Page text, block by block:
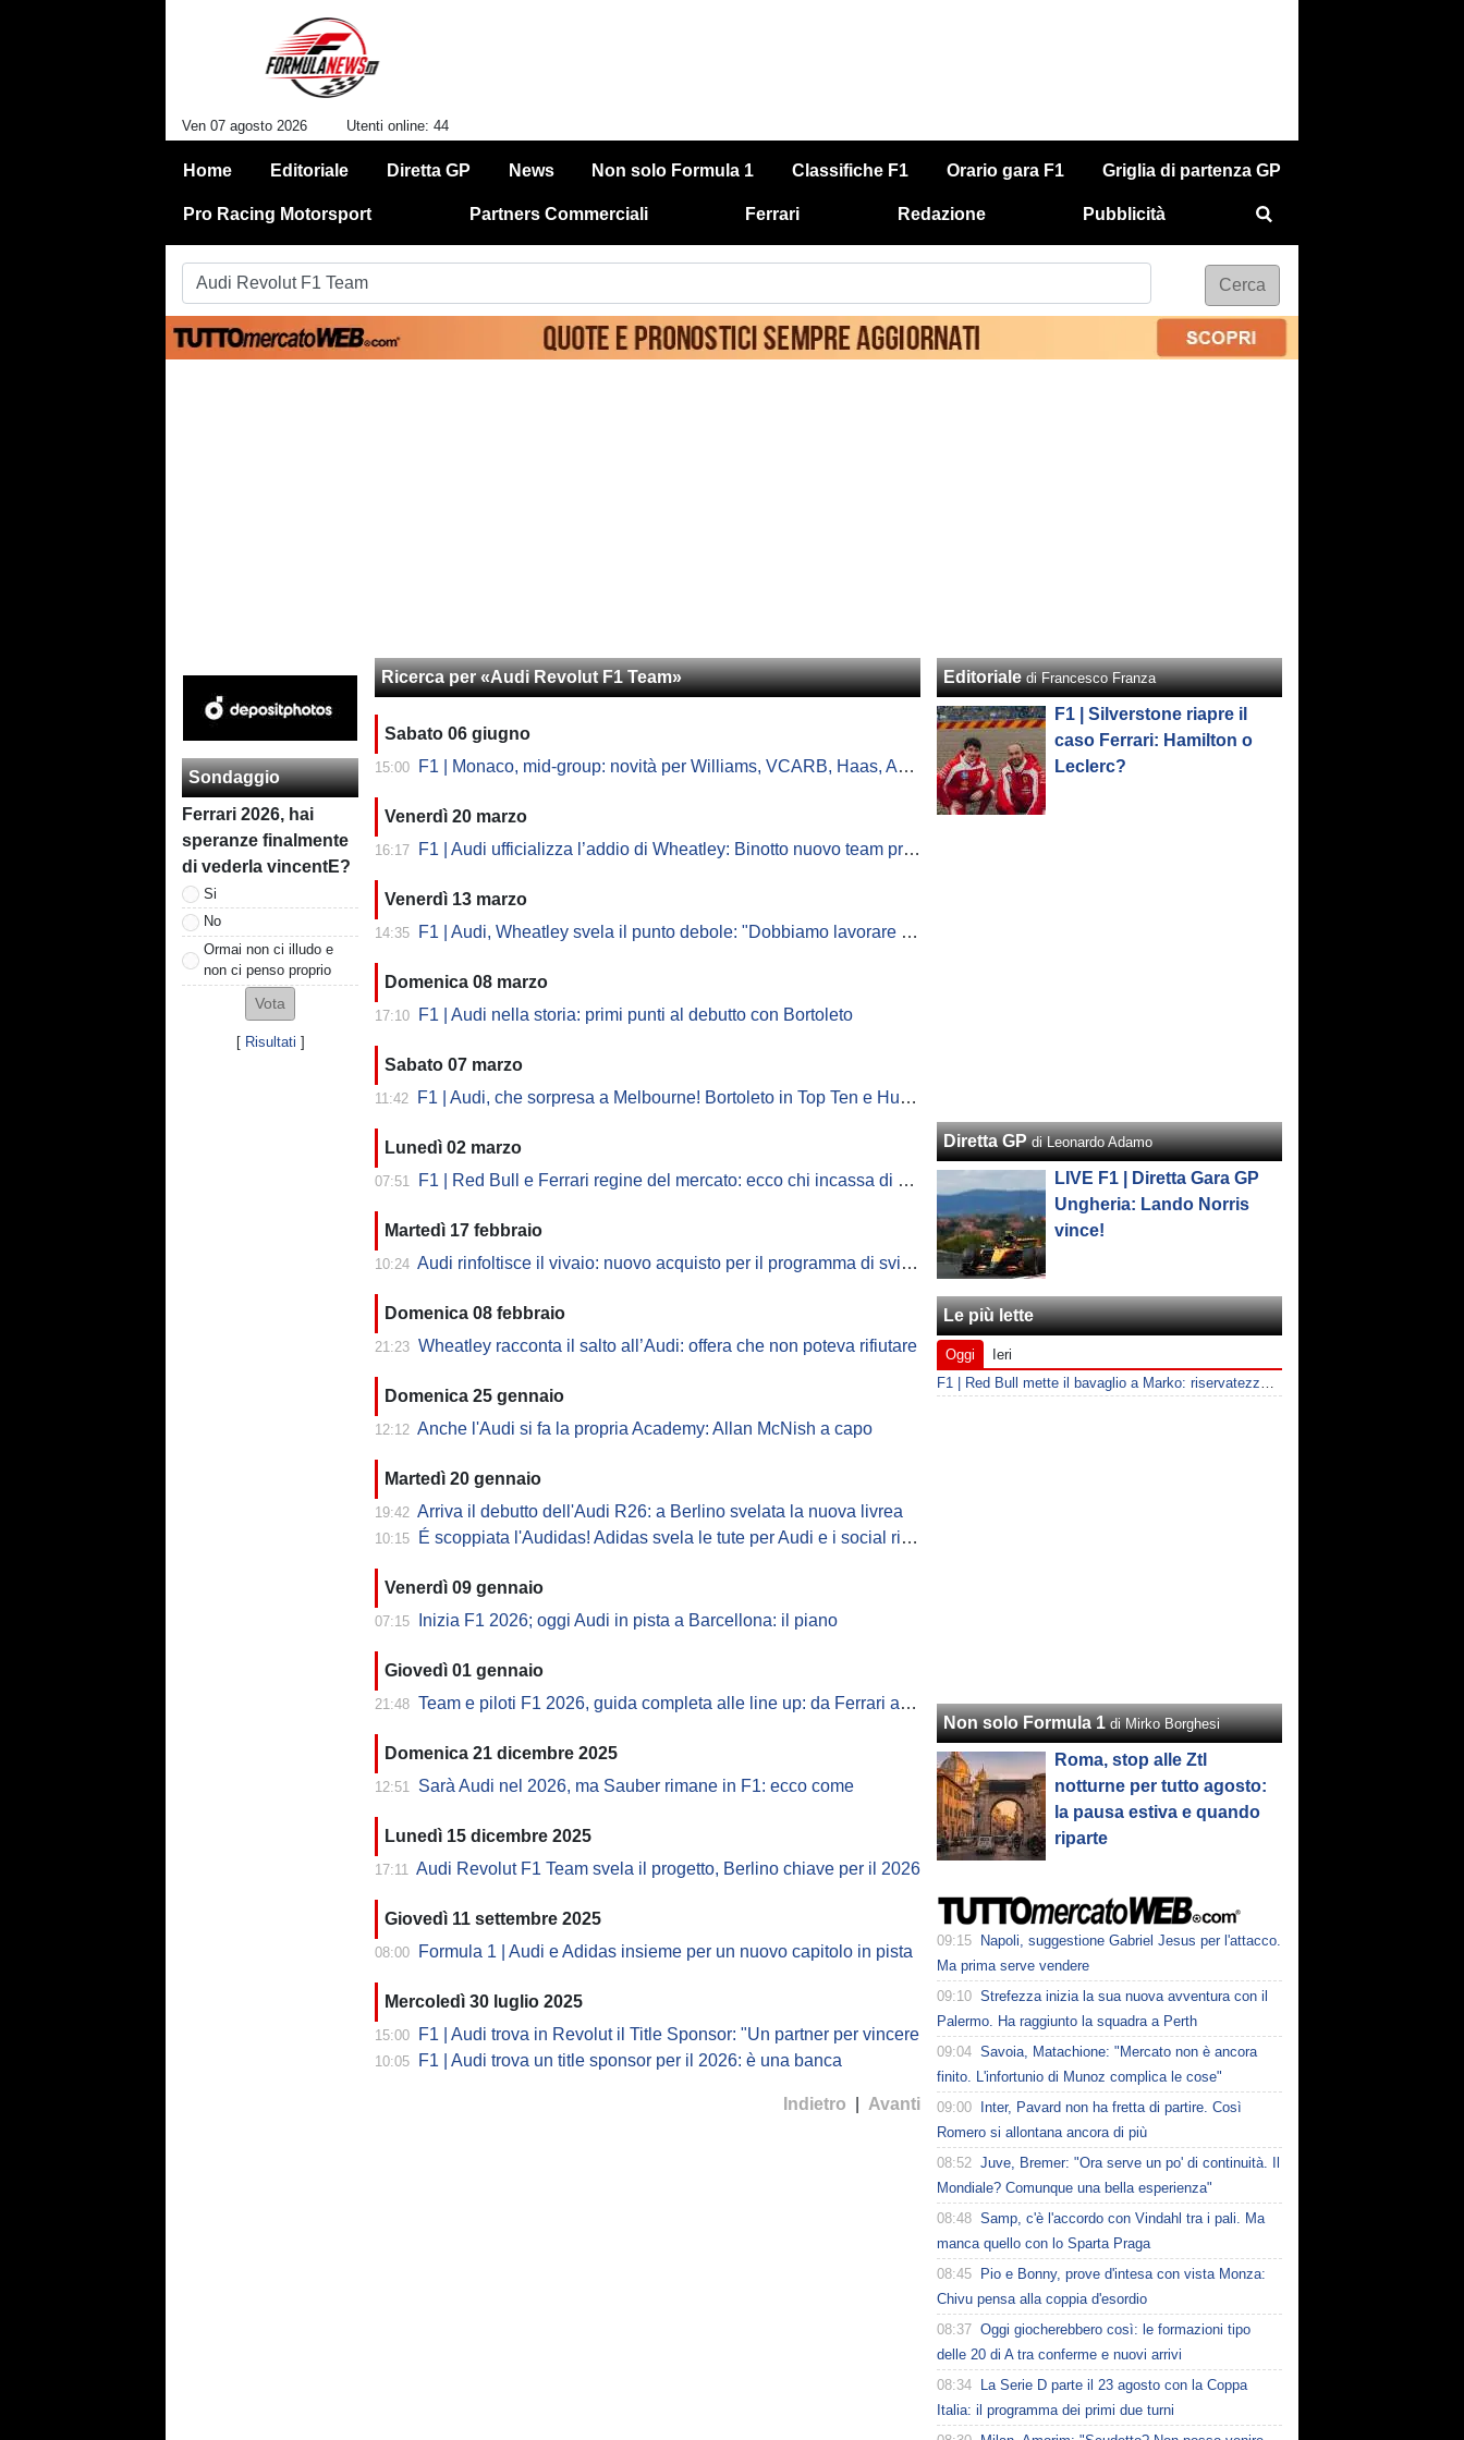
Ven 07 agosto 2026 Utenti online: 44
Home Editoriale Diretta GP News Non solo Formula 1 Classifiche F1 Orario gara F1 Griglia di partenza GP
Pro Racing Motorsport Partners Commerciali Ferrari Redazione Pubblicità
Sondaggio
Ferrari 2026, hai
speranze finalmente
di vederla vincentE?
Si
No
Ormai non ci illudo e
non ci penso proprio
[ Risultati ]
Ricerca per «Audi Revolut F1 Team»
Sabato 06 giugno
15:00 F1 | Monaco, mid-group: novità per Williams, VCARB, Haas, Audi e Alpine
Venerdì 20 marzo
16:17 F1 | Audi ufficializza l’addio di Wheatley: Binotto nuovo team principal
Venerdì 13 marzo
14:35 F1 | Audi, Wheatley svela il punto debole: "Dobbiamo lavorare sulla PU. I dati..."
Domenica 08 marzo
17:10 F1 | Audi nella storia: primi punti al debutto con Bortoleto
Sabato 07 marzo
11:42 F1 | Audi, che sorpresa a Melbourne! Bortoleto in Top Ten e Hulkenberg in Q2. Wheatley applaude
Lunedì 02 marzo
07:51 F1 | Red Bull e Ferrari regine del mercato: ecco chi incassa di più dagli sponsor
Martedì 17 febbraio
10:24 Audi rinfoltisce il vivaio: nuovo acquisto per il programma di sviluppo
Domenica 08 febbraio
21:23 Wheatley racconta il salto all’Audi: offera che non poteva rifiutare
Domenica 25 gennaio
12:12 Anche l'Audi si fa la propria Academy: Allan McNish a capo
Martedì 20 gennaio
19:42 Arriva il debutto dell'Audi R26: a Berlino svelata la nuova livrea
10:15 É scoppiata l'Audidas! Adidas svela le tute per Audi e i social rispondono così
Venerdì 09 gennaio
07:15 Inizia F1 2026; oggi Audi in pista a Barcellona: il piano
Giovedì 01 gennaio
21:48 Team e piloti F1 2026, guida completa alle line up: da Ferrari a Cadillac
Domenica 21 dicembre 2025
12:51 Sarà Audi nel 2026, ma Sauber rimane in F1: ecco come
Lunedì 15 dicembre 2025
17:11 Audi Revolut F1 Team svela il progetto, Berlino chiave per il 2026
Giovedì 11 settembre 2025
08:00 Formula 1 | Audi e Adidas insieme per un nuovo capitolo in pista
Mercoledì 30 luglio 2025
15:00 F1 | Audi trova in Revolut il Title Sponsor: "Un partner per vincere
10:05 F1 | Audi trova un title sponsor per il 2026: è una banca
Indietro Avanti
Editoriale di Francesco Franza
F1 | Silverstone riapre il
caso Ferrari: Hamilton o
Leclerc?
Diretta GP di Leonardo Adamo
LIVE F1 | Diretta Gara GP
Ungheria: Lando Norris
vince!
Le più lette
Oggi
Ieri
F1 | Red Bull mette il bavaglio a Marko: riservatezza fino al 2026
Non solo Formula 1 di Mirko Borghesi
Roma, stop alle Ztl
notturne per tutto agosto:
la pausa estiva e quando
riparte
09:15
Napoli, suggestione Gabriel Jesus per l'attacco.
Ma prima serve vendere
09:10 Strefezza inizia la sua nuova avventura con il
Palermo. Ha raggiunto la squadra a Perth
09:04 Savoia, Matachione: "Mercato non è ancora
finito. L'infortunio di Munoz complica le cose"
09:00
Inter, Pavard non ha fretta di partire. Così
Romero si allontana ancora di più
08:52 Juve, Bremer: "Ora serve un po' di continuità. Il
Mondiale? Comunque una bella esperienza"
08:48 Samp, c'è l'accordo con Vindahl tra i pali. Ma
manca quello con lo Sparta Praga
08:45
Pio e Bonny, prove d'intesa con vista Monza:
Chivu pensa alla coppia d'esordio
08:37 Oggi giocherebbero così: le formazioni tipo
delle 20 di A tra conferme e nuovi arrivi
08:34
La Serie D parte il 23 agosto con la Coppa
Italia: il programma dei primi due turni